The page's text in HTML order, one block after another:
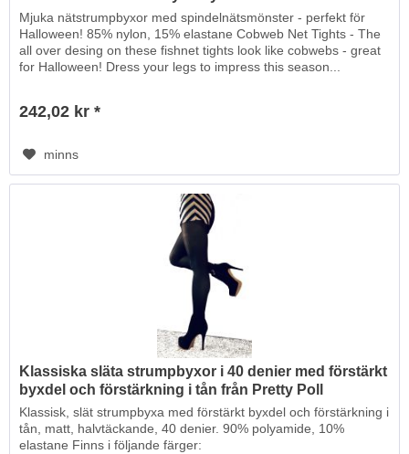
Mjuka nätstrumpbyxor med spindelnätsmönster - perfekt för
Halloween! 85% nylon, 15% elastane Cobweb Net Tights - The
all over desing on these fishnet tights look like cobwebs - great
for Halloween! Dress your legs to impress this season...
242,02 kr *
minns
Klassiska släta strumpbyxor i 40 denier med förstärkt
byxdel och förstärkning i tån från Pretty Poll
Klassisk, slät strumpbyxa med förstärkt byxdel och förstärkning i
tån, matt, halvtäckande, 40 denier. 90% polyamide, 10%
elastane Finns i följande färger: